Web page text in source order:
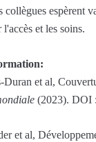
collègues espèrent
l'accès et les soins.
Duran et al,
(2023). DOI
et al,